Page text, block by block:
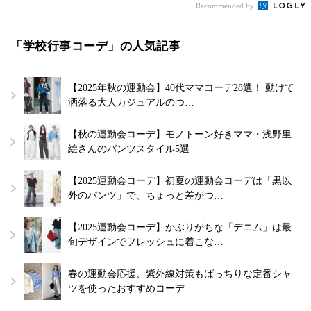
Recommended by
「学校行事コーデ」の人気記事
【2025年秋の運動会】40代ママコーデ28選！ 動けて
洒落る大人カジュアルのつ…
【秋の運動会コーデ】モノトーン好きママ・浅野里
絵さんのパンツスタイル5選
【2025運動会コーデ】初夏の運動会コーデは「黒以
外のパンツ」で、ちょっと差がつ…
【2025運動会コーデ】かぶりがちな「デニム」は最
旬デザインでフレッシュに着こな…
春の運動会応援、紫外線対策もばっちりな定番シャ
ツを使ったおすすめコーデ